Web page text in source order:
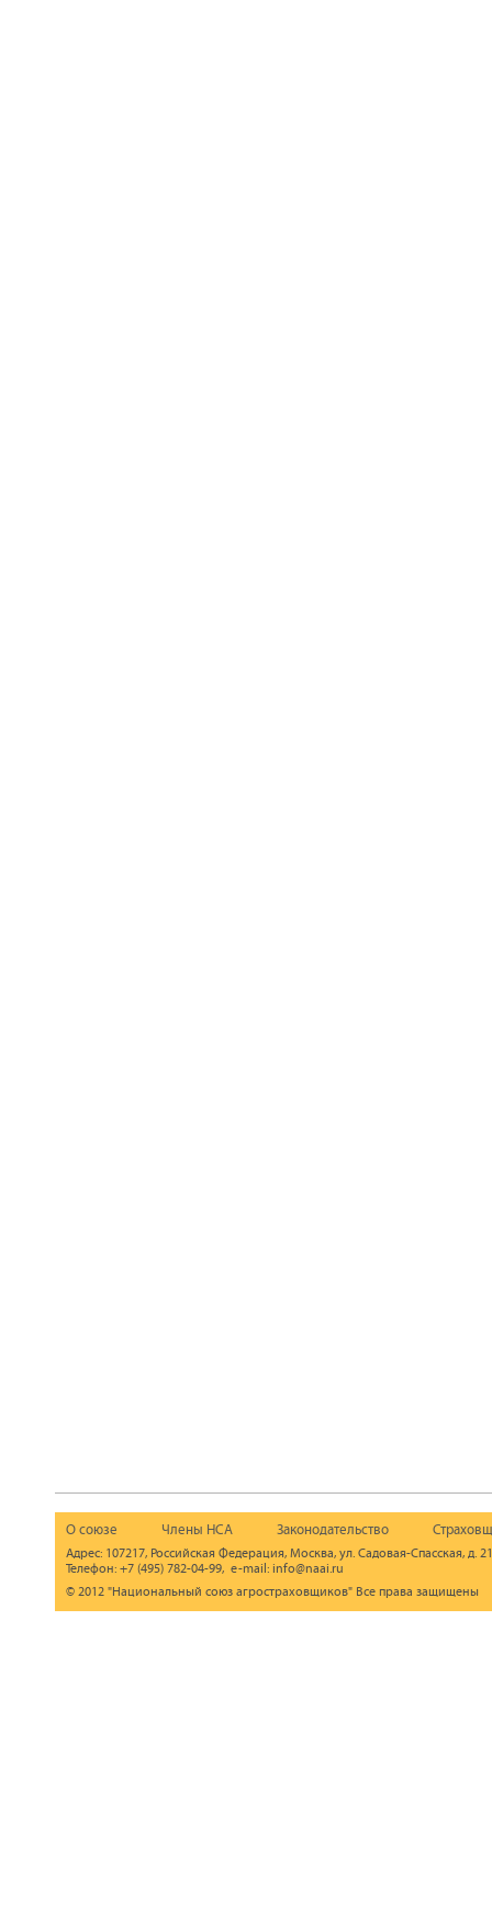
О союзе Члены НСА Законодательство
Адрес: 107217, Российская Федерация, Москва, ул. Садовая-Спасская, д.
Телефон: +7 (495) 782-04-99, e-mail: info@naai.ru
© 2012 "Национальный союз агростраховщиков" Все права защищены